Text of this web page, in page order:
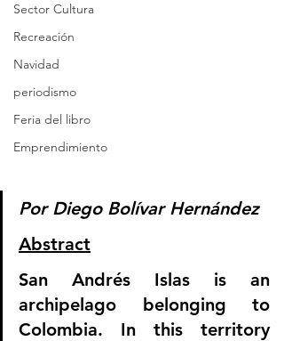
Sector Cultura
Recreación
Navidad
periodismo
Feria del libro
Emprendimiento
Por Diego Bolívar Hernández
Abstract
San Andrés Islas is an
archipelago belonging to
Colombia. In this territory